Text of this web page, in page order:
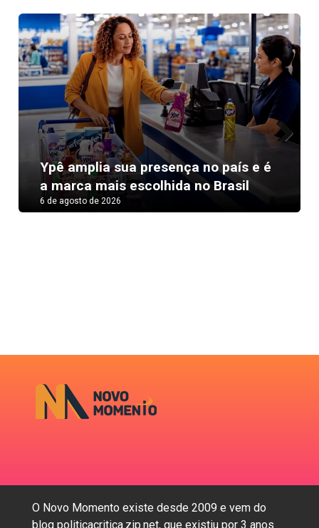
Ypê amplia sua presença no país e é
a marca mais escolhida no Brasil
6 de agosto de 2026
Next
O Novo Momento existe desde 2009 e vem do
blog politicacritica.zip.net, que existiu por 3 anos